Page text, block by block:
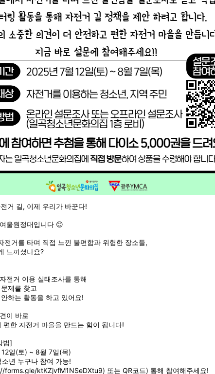
거 길, 이제 우리가 바꾼다!
울원정대입니다 😊
전거를 타며 직접 느낀 불편함과 위험한 장소들,
느끼셨나요?
전거 이용 실태조사를 통해
제를 찾고
하는 활동을 하고 있어요!
이 바로
편한 자전거 마을을 만드는 힘이 됩니다!
법]
일(토) ~ 8월 7일(목)
소년 누구나 참여 가능!
forms.gle/ktKZjvfM1NSeDXtu9) 또는 QR코드) 통해 참여해주세요!